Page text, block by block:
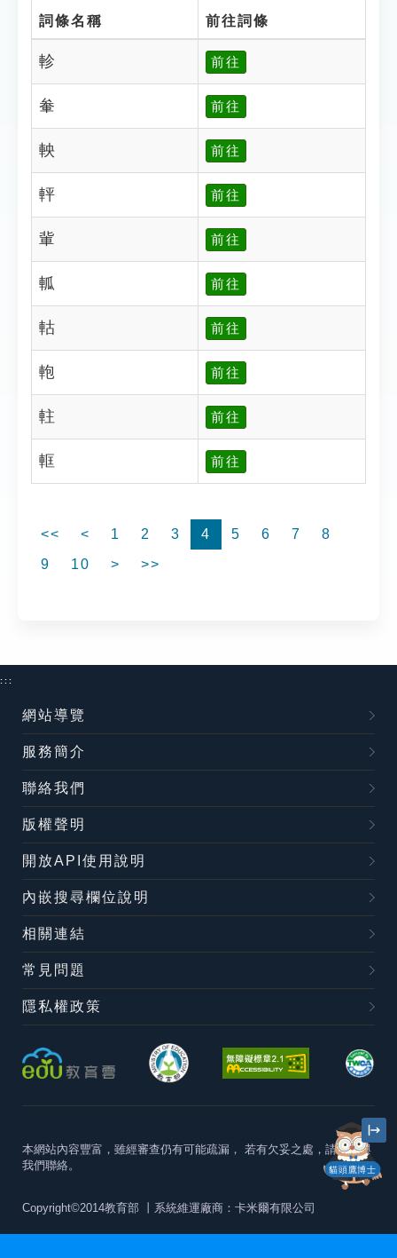
詞條名稱 前往詞條
軫 前往
軬 前往
軮 前往
軯 前往
軰 前往
軱 前往
軲 前往
軳 前往
軴 前往
軭 前往
<< < 1 2 3 4 5 6 7
8
9
10 > >>
貓頭鷹博士
:::
網站導覽
服務簡介
聯絡我們
版權聲明
開放API使用說明
內嵌搜尋欄位說明
相關連結
常見問題
隱私權政策
本網站內容豐富，雖經審查仍有可能疏漏， 若有欠妥之處，請隨時與
我們聯絡。
Copyright©2014教育部 丨系統維運廠商：卡米爾有限公司